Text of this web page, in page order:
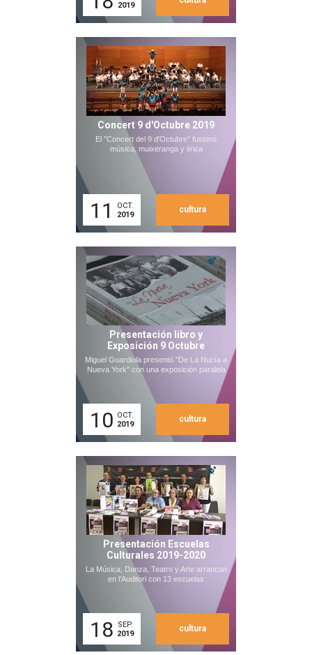
2019
Concert 9 d'Octubre 2019
El "Concert del 9 d'Octubre" fusionó
música, muixeranga y lírica
11
OCT.
2019
cultura
Presentación libro y
Exposición 9 Octubre
Miguel Guardiola presentó "De La Nucía a
Nueva York" con una exposición paralela
10 OCT.
2019
cultura
Presentación Escuelas
Culturales 2019-2020
La Música, Danza, Teatro y Arte arrancan
en l'Auditori con 13 escuelas
18
SEP.
2019
cultura